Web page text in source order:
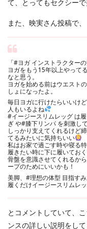
て、とってもセクシー
また、映実さん投稿で、
「#ヨガ インストラクター
ヨガをもう15年以上やって
なと思う。
ヨガを始める前はウエスト
しょになったよ。
毎日ヨガに行けたらいいけ
人もいるよね
#イージースリムレッグは
ぎや#膝下リンパ を刺激し
しっかり支えてくれるけど
てるみたいに気持ちいい
私はお家で過ごす時や寝る
履きたい時に下に履いてお
骨盤を意識させてくれるから
ープのためにいいかも！
美脚、 #理想の体型 目指す
履くだけイージースリムレ
とコメントしていて、
ンスの詳しい説明をし